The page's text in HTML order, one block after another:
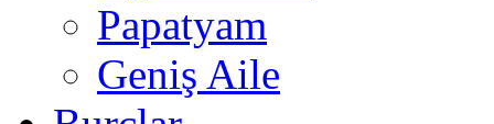
Papatyam
Geniş Aile